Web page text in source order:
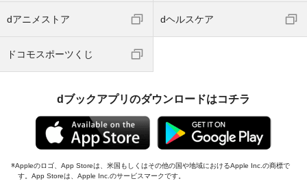
dアニメストア dヘルスケア
ドコモスポーツくじ
dブックアプリのダウンロードはコチラ
Appleのロゴ、App Storeは、米国もしくはその他の国や地域におけるApple Inc.の商標で
す。App Storeは、Apple Inc.のサービスマークです。